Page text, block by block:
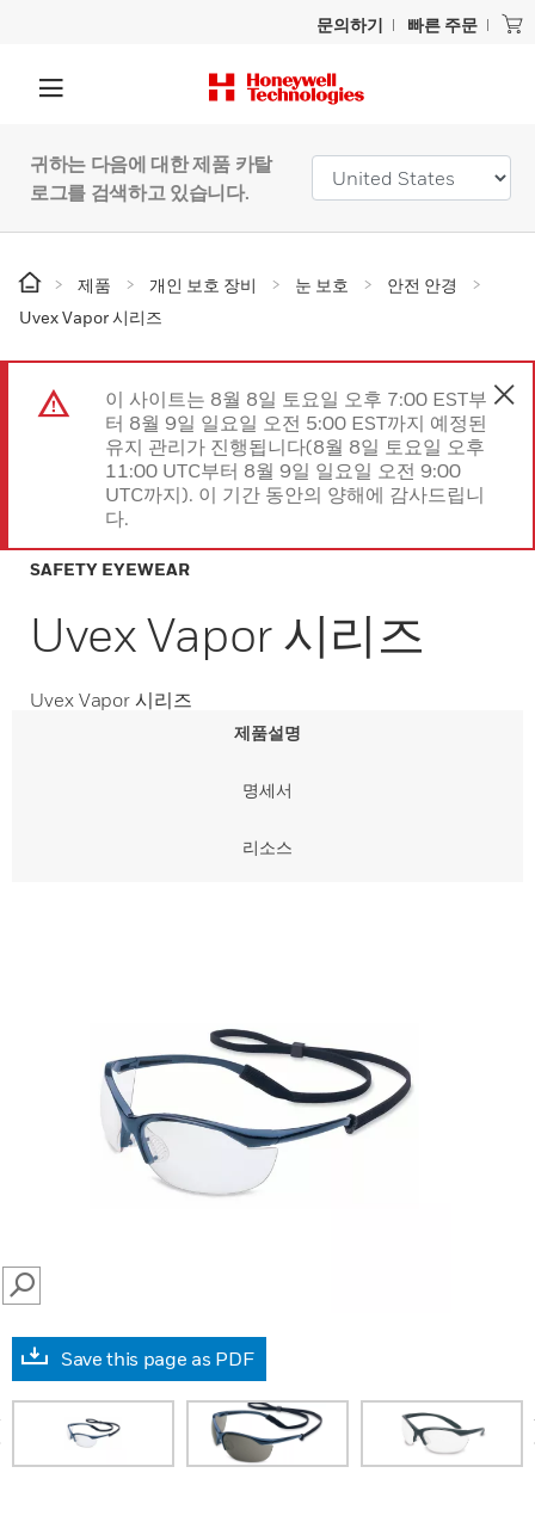
문의하기 빠른 주문
귀하는 다음에 대한 제품 카탈
로그를 검색하고 있습니다.
제품 개인 보호 장비 눈 보호
안전 안경
Uvex Vapor 시리즈
이 사이트는 8월 8일 토요일 오후 7:00 EST부
터 8월 9일 일요일 오전 5:00 EST까지 예정된
유지 관리가 진행됩니다(8월 8일 토요일 오후
11:00 UTC부터 8월 9일 일요일 오전 9:00
UTC까지). 이 기간 동안의 양해에 감사드립니
다.
SAFETY EYEWEAR
Uvex Vapor 시리즈
Uvex Vapor 시리즈
제품설명
명세서
리소스
SEARCH
Save this page as PDF